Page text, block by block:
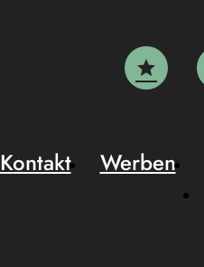
Kontakt Werben